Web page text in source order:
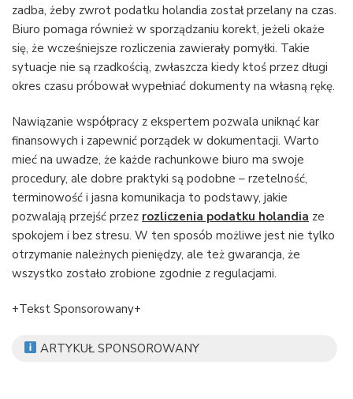
zadba, żeby zwrot podatku holandia został przelany na czas.
Biuro pomaga również w sporządzaniu korekt, jeżeli okaże
się, że wcześniejsze rozliczenia zawierały pomyłki. Takie
sytuacje nie są rzadkością, zwłaszcza kiedy ktoś przez długi
okres czasu próbował wypełniać dokumenty na własną rękę.
Nawiązanie współpracy z ekspertem pozwala uniknąć kar
finansowych i zapewnić porządek w dokumentacji. Warto
mieć na uwadze, że każde rachunkowe biuro ma swoje
procedury, ale dobre praktyki są podobne – rzetelność,
terminowość i jasna komunikacja to podstawy, jakie
pozwalają przejść przez rozliczenia podatku holandia ze
spokojem i bez stresu. W ten sposób możliwe jest nie tylko
otrzymanie należnych pieniędzy, ale też gwarancja, że
wszystko zostało zrobione zgodnie z regulacjami.
+Tekst Sponsorowany+
ARTYKUŁ SPONSOROWANY